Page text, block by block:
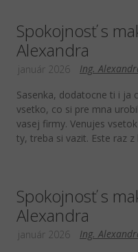
Spokojnosť s
Alexandra
Ing.
január 2026
Sasenka, dodatocne ti i ja
vsetko, co si pre mna
vasej firmy. Venujes
ty, treba si vazit. Este raz
Spokojnosť s
Alexandra
Ing.
január 2026